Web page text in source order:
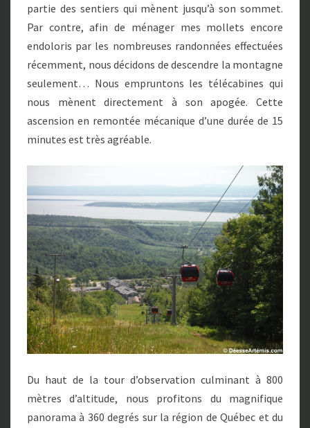
partie des sentiers qui mènent jusqu’à son sommet.
Par contre, afin de ménager mes mollets encore
endoloris par les nombreuses randonnées effectuées
récemment, nous décidons de descendre la montagne
seulement… Nous empruntons les télécabines qui
nous mènent directement à son apogée. Cette
ascension en remontée mécanique d’une durée de 15
minutes est très agréable.
Du haut de la tour d’observation culminant à 800
mètres d’altitude, nous profitons du magnifique
panorama à 360 degrés sur la région de Québec et du